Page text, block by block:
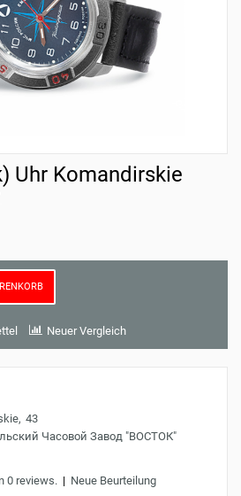
Uhr Komandirskie
Neuer Vergleich
43
Часовой Завод "ВОСТОК"
0 reviews. | Neue Beurteilung